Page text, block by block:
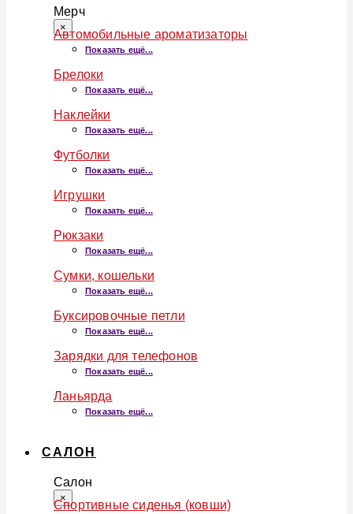
Мерч
×
Автомобильные ароматизаторы
Показать ещё...
Брелоки
Показать ещё...
Наклейки
Показать ещё...
Футболки
Показать ещё...
Игрушки
Показать ещё...
Рюкзаки
Показать ещё...
Сумки, кошельки
Показать ещё...
Буксировочные петли
Показать ещё...
Зарядки для телефонов
Показать ещё...
Ланьярда
Показать ещё...
САЛОН
Салон
×
Спортивные сиденья (ковши)